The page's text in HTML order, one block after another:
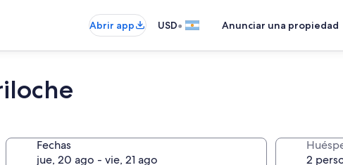
Abrir app USD• Anunciar una propiedad
Fechas